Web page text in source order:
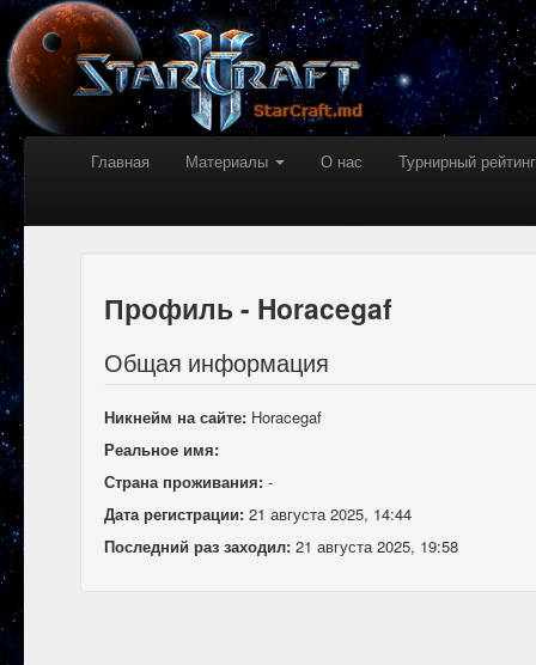
Главная Материалы О нас Турнирный рейтинг
Профиль - Horacegaf
Общая информация
Никнейм на сайте: Horacegaf
Реальное имя:
Страна проживания: -
Дата регистрации: 21 августа 2025, 14:44
Последний раз заходил: 21 августа 2025, 19:58